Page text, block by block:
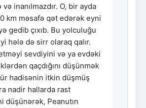
inanılmazdır. O, bir ayda
km məsafə qət edərək eyni
gedib çıxıb. Bu yolculuğu
hələ də sirr olaraq qalır.
sevdiyini və ya evdəki
qaçdığını düşünmək
hadisənin itkin düşmüş
nadir hallarda rast
düşünərək, Peanutın